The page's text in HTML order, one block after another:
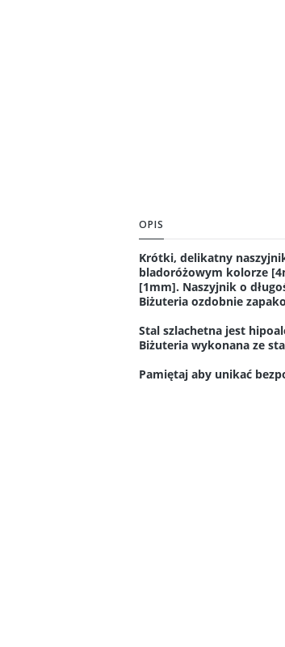
OPIS
Krótki, delikatny
bladoróżowym kolorze
[1mm]. Naszyjnik o
Biżuteria ozdobnie
Stal szlachetna jest
Biżuteria wykonana ze
Pamiętaj aby unikać